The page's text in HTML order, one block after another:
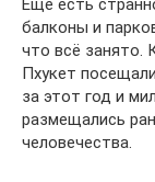
Еще есть
балконы и
что всё занято.
Пхукет
за этот год и
размещались
человечества.